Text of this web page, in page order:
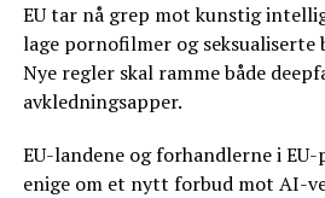
EU tar nå grep mot kunstig
lage pornofilmer og seksualiserte
Nye regler skal ramme både
avkledningsapper.
EU-landene og forhandlerne i
enige om et nytt forbud mot AI-